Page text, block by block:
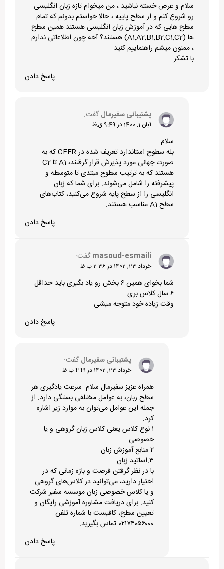
سلام و عرض خسته نباشید ، من میخوام تازه زبان انگلیسی
رو شروع کنم و از سطح پاییه ، حالا خواستم بدونم که تمام
سطح هایی که در آموزش زبان انگلیسی هستند همین سطح
ها (A1,A2,B1,B2,C1,C2) هستند؟ آخه چون اطلاعاتی ندارم
، ممنون میشم راهنماییم کنید.
با تشکر
پاسخ دادن
پشتیبانی سفیرمال گفت:
آبان 1, 1400 در 9:49 ق.ظ
سلام
بله سطوح استاندارد تعریف شده در CEFR که به
صورت جهانی مورد پذیرش قرار گرفتند، A1 تا C2
هستند که به ترتیب سطوح مبتدی تا متوسطه و
پیشرفته را شامل می‌شوند. برای شما که زبان
انگلیسی را از سطح پایه شروع می‌کنید، کتاب‌های
سطح A1 مناسب هستند.
پاسخ دادن
masoud-esmaili گفت:
خرداد 23, 1402 در 2:36 ب.ظ
شما بخوای همین ۶ بخش رو یاد بگیری باید حداقل
۶ سال کلاس بری
وقت زیاده خود متوجه میشی
پاسخ دادن
پشتیبانی سفیرمال گفت:
خرداد 23, 1402 در 4:41 ب.ظ
همراه عزیز سفیرمال سلام. سرعت یادگیری هر
سطح زبان، به عوامل مختلفی بستگی دارد. از
جمله این عوامل می‌توان به موارد زیر اشاره
کرد:
۱.نوع کلاس یعنی کلاس زبان گروهی و یا
خصوصی
۲.منابع آموزش زبان
۳.اساتید زبان
با در نظر گرفتن فرصت و بازه زمانی که در
اختیار دارید، می‌توانید در کلاس‌های گروهی
و یاکلاس خصوصی زبانموسسه سفیر شرکت
کنید. برای دریافت مشاوره آموزشی رایگان و
تعیین سطح، کافیست با شماره تلفن
۰۲۱۷۴۰۵۶۰۰۰ تماس بگیرید.
پاسخ دادن